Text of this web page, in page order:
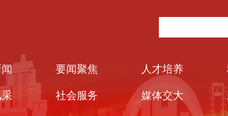
要闻聚焦 人才培养
社会服务 媒体交大